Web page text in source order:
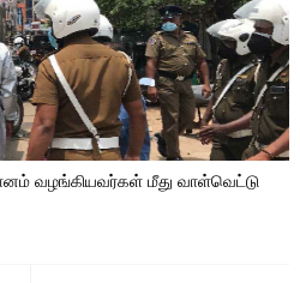
வழங்கியவர்கள் மீது வாள்வெட்டு